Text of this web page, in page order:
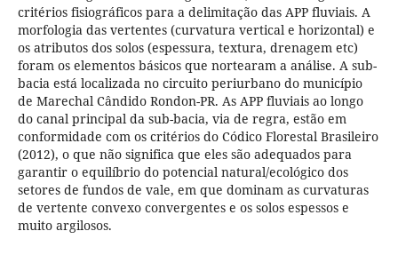
critérios fisiográficos para a delimitação das APP fluviais. A
morfologia das vertentes (curvatura vertical e horizontal) e
os atributos dos solos (espessura, textura, drenagem etc)
foram os elementos básicos que nortearam a análise. A sub-
bacia está localizada no circuito periurbano do município
de Marechal Cândido Rondon-PR. As APP fluviais ao longo
do canal principal da sub-bacia, via de regra, estão em
conformidade com os critérios do Códico Florestal Brasileiro
(2012), o que não significa que eles são adequados para
garantir o equilíbrio do potencial natural/ecológico dos
setores de fundos de vale, em que dominam as curvaturas
de vertente convexo convergentes e os solos espessos e
muito argilosos.